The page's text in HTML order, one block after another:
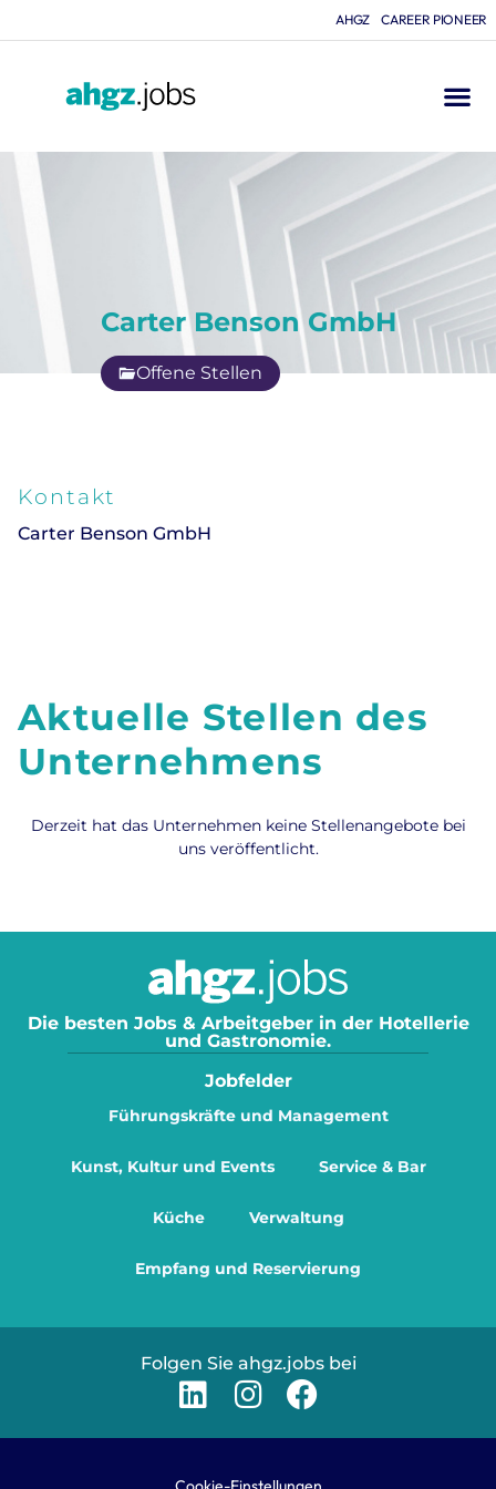
AHGZ CAREER PIONEER
Carter Benson GmbH
Offene Stellen
Kontakt
Carter Benson GmbH
Aktuelle Stellen des
Unternehmens
Derzeit hat das Unternehmen keine Stellenangebote bei
uns veröffentlicht.
Die besten Jobs & Arbeitgeber in der Hotellerie
und Gastronomie.
Jobfelder
Führungskräfte und Management
Kunst, Kultur und Events Service & Bar
Küche Verwaltung
Empfang und Reservierung
Folgen Sie ahgz.jobs bei